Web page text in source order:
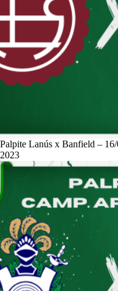
Palpite Lanús x Banfield –
2023